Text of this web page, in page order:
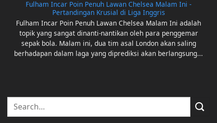
Fulham Incar Poin Penuh Lawan Chelsea Malam Ini -
Pertandingan Krusial di Liga Inggris
Fulham Incar Poin Penuh Lawan Chelsea Malam Ini adalah
topik yang sangat dinanti-nantikan oleh para penggemar
sepak bola. Malam ini, dua tim asal London akan saling
berhadapan dalam laga yang diprediksi akan berlangsung...